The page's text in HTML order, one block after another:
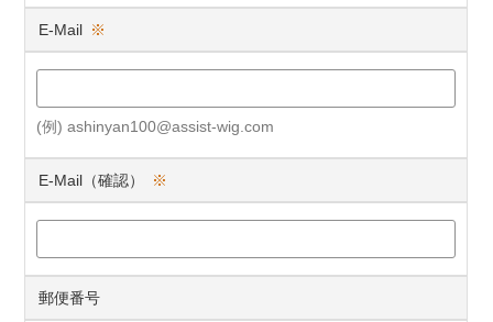
E-Mail ※
(例) ashinyan100@assist-wig.com
E-Mail（確認） ※
郵便番号